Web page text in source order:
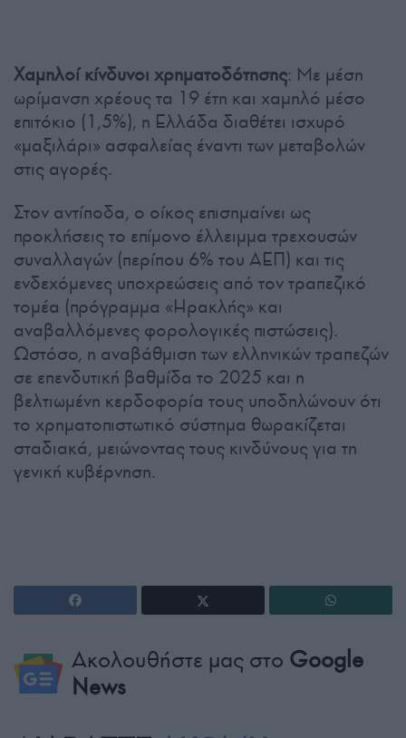
Χαμηλοί κίνδυνοι χρηματοδότησης: Με μέση
ωρίμανση χρέους τα 19 έτη και χαμηλό μέσο
επιτόκιο (1,5%), η Ελλάδα διαθέτει ισχυρό
«μαξιλάρι» ασφαλείας έναντι των μεταβολών
στις αγορές.
Στον αντίποδα, ο οίκος επισημαίνει ως
προκλήσεις το επίμονο έλλειμμα τρεχουσών
συναλλαγών (περίπου 6% του ΑΕΠ) και τις
ενδεχόμενες υποχρεώσεις από τον τραπεζικό
τομέα (πρόγραμμα «Ηρακλής» και
αναβαλλόμενες φορολογικές πιστώσεις).
Ωστόσο, η αναβάθμιση των ελληνικών τραπεζών
σε επενδυτική βαθμίδα το 2025 και η
βελτιωμένη κερδοφορία τους υποδηλώνουν ότι
το χρηματοπιστωτικό σύστημα θωρακίζεται
σταδιακά, μειώνοντας τους κινδύνους για τη
γενική κυβέρνηση.
Ακολουθήστε μας στο Google
News